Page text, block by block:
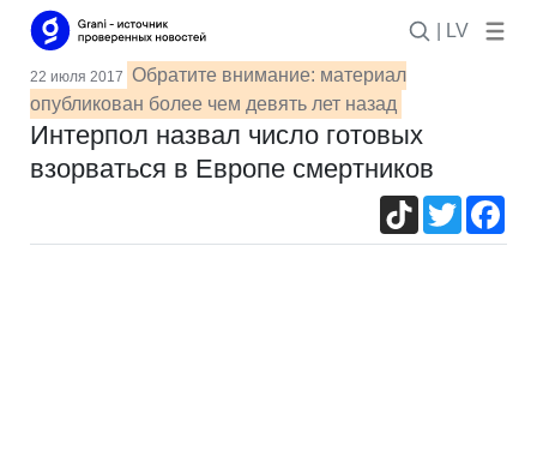
| LV
22 июля 2017 Обратите внимание: материал
опубликован более чем девять лет назад
Интерпол назвал число готовых
взорваться в Европе смертников
TikTokTwitter